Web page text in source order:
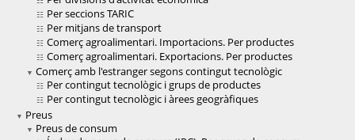
Per seccions TARIC
Per mitjans de transport
Comerç agroalimentari. Importacions. Per productes
Comerç agroalimentari. Exportacions. Per productes
Comerç amb l'estranger segons contingut tecnològic
Per contingut tecnològic i grups de productes
Per contingut tecnològic i àrees geogràfiques
Preus
Preus de consum